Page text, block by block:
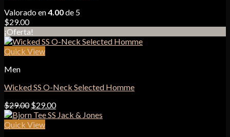
Valorado en4.00de 5
$29.00
¡Oferta!
Quick View
Men
Wicked SS O-Neck Selected Homme
$29.00 El
precio
original
$29.00El
precio
Quick View